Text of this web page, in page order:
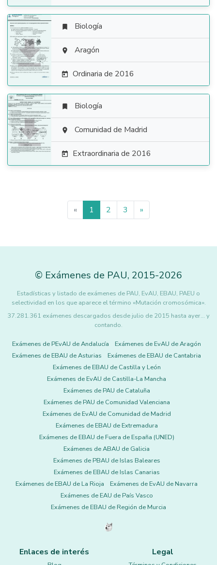

 Biología
 Aragón
 Ordinaria de 2016

 Biología
 Comunidad de Madrid
 Extraordinaria de 2016
« 1 2 3 »
© Exámenes de PAU, 2015-2026
Estadísticas y listado de exámenes de PAU, EvAU, EBAU, PAEU o
selectividad en los que aparece el término «Mutación cromosómica».
37.281.361 exámenes descargados desde julio de 2015 hasta ayer... y
contando.
Exámenes de PEvAU de Andalucía
Exámenes de EvAU de Aragón
Exámenes de EBAU de Asturias
Exámenes de EBAU de Cantabria
Exámenes de EBAU de Castilla y León
Exámenes de EvAU de Castilla-La Mancha
Exámenes de PAU de Cataluña
Exámenes de PAU de Comunidad Valenciana
Exámenes de EvAU de Comunidad de Madrid
Exámenes de EBAU de Extremadura
Exámenes de EBAU de Fuera de España (UNED)
Exámenes de ABAU de Galicia
Exámenes de PBAU de Islas Baleares
Exámenes de EBAU de Islas Canarias
Exámenes de EBAU de La Rioja
Exámenes de EvAU de Navarra
Exámenes de EAU de País Vasco
Exámenes de EBAU de Región de Murcia
Enlaces de interés Legal